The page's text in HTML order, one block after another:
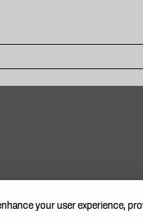
your user experience,